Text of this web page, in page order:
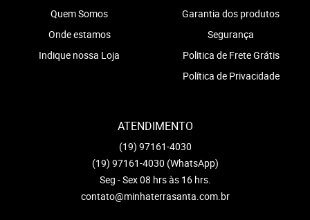
Quem Somos
Onde estamos
Indique nossa Loja
Garantia dos produtos
Segurança
Politica de Frete Grátis
Política de Privacidade
ATENDIMENTO
(19) 97161-4030
(19) 97161-4030 (WhatsApp)
Seg - Sex 08 hrs às 16 hrs.
contato@minhaterrasanta.com.br